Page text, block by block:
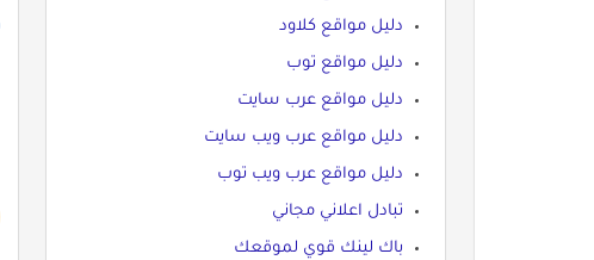
دليل مواقع كلاود
دليل مواقع توب
دليل مواقع عرب سايت
دليل مواقع عرب ويب سايت
دليل مواقع عرب ويب توب
تبادل اعلاني مجاني
باك لينك قوي لموقعك